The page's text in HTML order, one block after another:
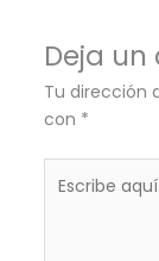
Deja
Tu dirección
con *
aquí...